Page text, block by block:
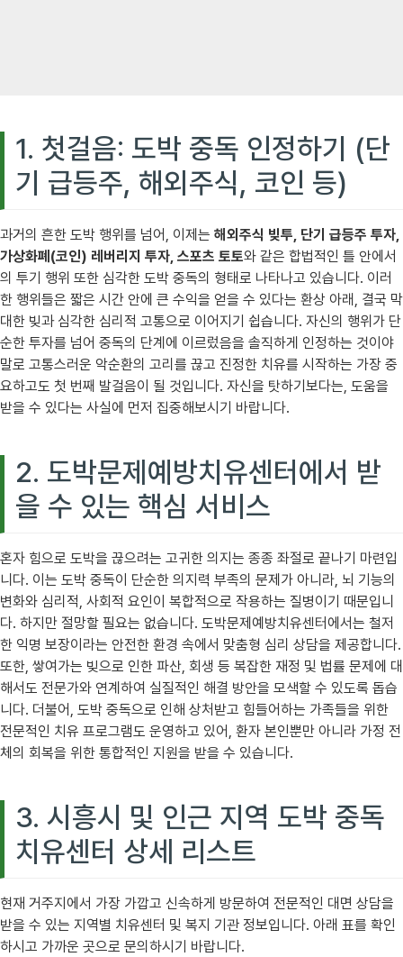
1. 첫걸음: 도박 중독 인정하기 (단
기 급등주, 해외주식, 코인 등)
과거의 흔한 도박 행위를 넘어, 이제는 해외주식 빚투, 단기 급등주 투자,
가상화폐(코인) 레버리지 투자, 스포츠 토토와 같은 합법적인 틀 안에서
의 투기 행위 또한 심각한 도박 중독의 형태로 나타나고 있습니다. 이러
한 행위들은 짧은 시간 안에 큰 수익을 얻을 수 있다는 환상 아래, 결국 막
대한 빚과 심각한 심리적 고통으로 이어지기 쉽습니다. 자신의 행위가 단
순한 투자를 넘어 중독의 단계에 이르렀음을 솔직하게 인정하는 것이야
말로 고통스러운 악순환의 고리를 끊고 진정한 치유를 시작하는 가장 중
요하고도 첫 번째 발걸음이 될 것입니다. 자신을 탓하기보다는, 도움을
받을 수 있다는 사실에 먼저 집중해보시기 바랍니다.
2. 도박문제예방치유센터에서 받
을 수 있는 핵심 서비스
혼자 힘으로 도박을 끊으려는 고귀한 의지는 종종 좌절로 끝나기 마련입
니다. 이는 도박 중독이 단순한 의지력 부족의 문제가 아니라, 뇌 기능의
변화와 심리적, 사회적 요인이 복합적으로 작용하는 질병이기 때문입니
다. 하지만 절망할 필요는 없습니다. 도박문제예방치유센터에서는 철저
한 익명 보장이라는 안전한 환경 속에서 맞춤형 심리 상담을 제공합니다.
또한, 쌓여가는 빚으로 인한 파산, 회생 등 복잡한 재정 및 법률 문제에 대
해서도 전문가와 연계하여 실질적인 해결 방안을 모색할 수 있도록 돕습
니다. 더불어, 도박 중독으로 인해 상처받고 힘들어하는 가족들을 위한
전문적인 치유 프로그램도 운영하고 있어, 환자 본인뿐만 아니라 가정 전
체의 회복을 위한 통합적인 지원을 받을 수 있습니다.
3. 시흥시 및 인근 지역 도박 중독
치유센터 상세 리스트
현재 거주지에서 가장 가깝고 신속하게 방문하여 전문적인 대면 상담을
받을 수 있는 지역별 치유센터 및 복지 기관 정보입니다. 아래 표를 확인
하시고 가까운 곳으로 문의하시기 바랍니다.